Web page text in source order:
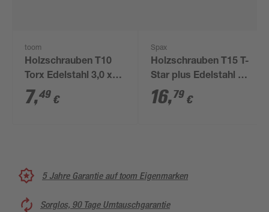
toom
Holzschrauben T10
Torx Edelstahl 3,0 x
20 mm 50 Stück
7,49 €
Spax
Holzschrauben T15 T-
Star plus Edelstahl A2
150 Stück 3,5 x 35
mm
16,79 €
5 Jahre Garantie auf toom Eigenmarken
Sorglos, 90 Tage Umtauschgarantie